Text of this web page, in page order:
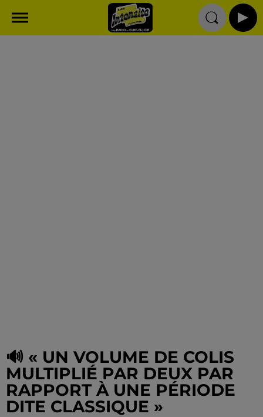
🔊 « UN VOLUME DE COLIS
MULTIPLIÉ PAR DEUX PAR
RAPPORT À UNE PÉRIODE
DITE CLASSIQUE »